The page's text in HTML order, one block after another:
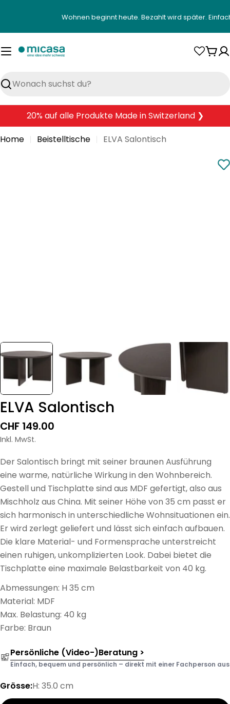
springen
Wohnen beginnt heute. Bezahlt wird später.
Suchen
20% auf alle Produkte Made in Switzerland ❯
Home
Beistelltische ELVA Salontisch
ELVA Salontisch
Regulärer
Preis
CHF 149.00
Inkl. MwSt.
Der Salontisch bringt mit seiner braunen Ausführung
eine warme, natürliche Wirkung in den Wohnbereich.
Gestell und Tischplatte sind aus MDF gefertigt, also aus
Mischholz aus China. Mit seiner Höhe von 35 cm passt er
sich harmonisch in unterschiedliche Wohnsituationen ein.
Er wird zerlegt geliefert und lässt sich einfach aufbauen.
Die klare Material- und Formensprache unterstreicht
einen ruhigen, unkomplizierten Look. Dabei bietet die
Tischplatte eine maximale Belastbarkeit von 40 kg.
Abmessungen: H 35 cm
Material: MDF
Max. Belastung: 40 kg
Farbe: Braun
Persönliche (Video-)Beratung >
Einfach, bequem und persönlich – direkt mit einer Fachperson aus
Grösse:H: 35.0 cm